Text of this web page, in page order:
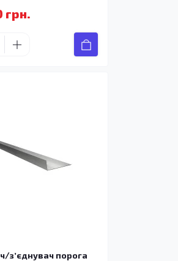
грн.
зʼєднувач порога